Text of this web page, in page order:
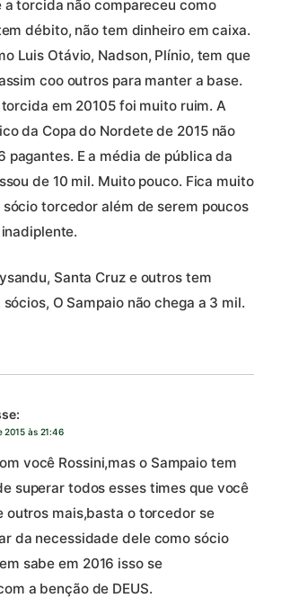
a torcida não compareceu como
débito, não tem dinheiro em caixa.
Luis Otávio, Nadson, Plínio, tem que
coo outros para manter a base.
em 20105 foi muito ruim. A
da Copa do Nordete de 2015 não
pagantes. E a média de pública da
de 10 mil. Muito pouco. Fica muito
torcedor além de serem poucos
Santa Cruz e outros tem
O Sampaio não chega a 3 mil.
2015 às 21:46
você Rossini,mas o Sampaio tem
superar todos esses times que você
outros mais,basta o torcedor se
da necessidade dele como sócio
sabe em 2016 isso se
a benção de DEUS.